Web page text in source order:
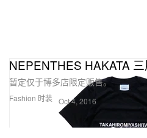
Fashion 时装
NEPENTHES HAKATA
暂定仅于博多店限定贩售。
Oct 4, 2016